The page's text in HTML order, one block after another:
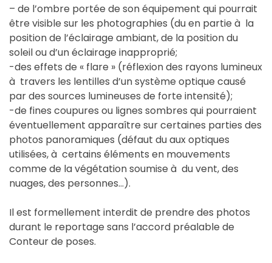
– de l’ombre portée de son équipement qui pourrait
être visible sur les photographies (du en partie à la
position de l’éclairage ambiant, de la position du
soleil ou d’un éclairage inapproprié;
-des effets de « flare » (réflexion des rayons lumineux
à travers les lentilles d’un système optique causé
par des sources lumineuses de forte intensité);
-de fines coupures ou lignes sombres qui pourraient
éventuellement apparaître sur certaines parties des
photos panoramiques (défaut du aux optiques
utilisées, à certains éléments en mouvements
comme de la végétation soumise à du vent, des
nuages, des personnes…).
Il est formellement interdit de prendre des photos
durant le reportage sans l’accord préalable de
Conteur de poses.